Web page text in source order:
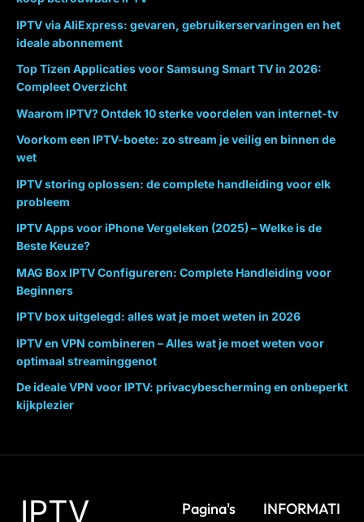
IPTV via AliExpress: gevaren, gebruikerservaringen en het
ideale abonnement
Top Tizen Applicaties voor Samsung Smart TV in 2026:
Compleet Overzicht
Waarom IPTV? Ontdek 10 sterke voordelen van internet-tv
Voorkom een IPTV-boete: zo stream je veilig en binnen de
wet
IPTV storing oplossen: de complete handleiding voor elk
probleem
IPTV Apps voor iPhone Vergeleken (2025) – Welke is de
Beste Keuze?
MAG Box IPTV Configureren: Complete Handleiding voor
Beginners
IPTV box uitgelegd: alles wat je moet weten in 2026
IPTV en VPN combineren – Alles wat je moet weten voor
optimaal streaminggenot
De ideale VPN voor IPTV: privacybescherming en onbeperkt
kijkplezier
IPTV
Pagina's
INFORMATI